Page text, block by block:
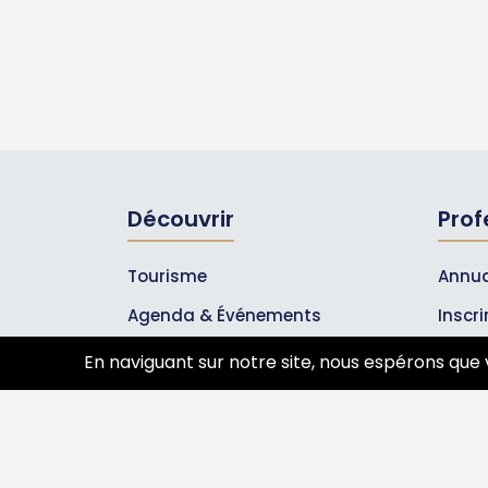
Découvrir
Tourisme
Agenda & Événements
Inscrire un événement
Qui sommes-nous ?
Les
En naviguant sur notre site, nous espérons